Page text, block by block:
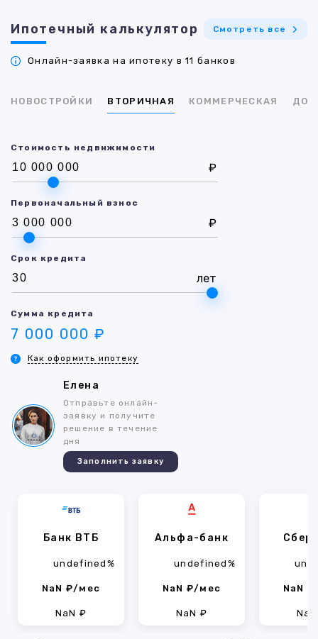
Ипотечный калькулятор Смотреть все
Онлайн-заявка на ипотеку в 11 банков
НОВОСТРОЙКИ ВТОРИЧНАЯ КОММЕРЧЕСКАЯ ДОМ
Стоимость недвижимости
₽
Первоначальный взнос
₽
Срок кредита
лет
Сумма кредита
7 000 000 ₽
Как оформить ипотеку
Елена
Отправьте онлайн-
заявку и получите
решение в течение
дня
Заполнить заявку
Банк ВТБ
undefined%
NaN ₽/мес
NaN ₽
Альфа-банк
undefined%
NaN ₽/мес
NaN ₽
NaN